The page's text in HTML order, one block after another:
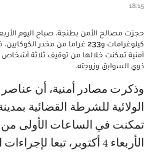
18:15
حجزت مصالح الأمن بطنجة، صباح اليوم
كيلوغرامات و233 غراما من مخدر
أمنية تمكنت خلالها من توقيف ثلاثة
ذوي السوابق وزوجته.
وذكرت مصادر أمنية، أن عناصر المصلحة
الولائية للشرطة القضائية
تمكنت في الساعات الأولى من
الأربعاء 4 أكتوبر، تبعا